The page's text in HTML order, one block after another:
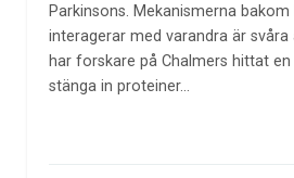
Parkinsons. Mekanismerna
interagerar med varandra är
har forskare på Chalmers hittat
stänga in proteiner…